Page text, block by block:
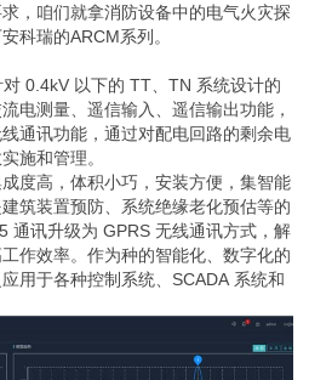
，咱们就拿消防设备中的电气火灾探
科瑞的ARCM系列。
0.4kV 以下的 TT、TN 系统设计的
电测量、遥信输入、遥信输出功能，
通讯功能，通过对配电回路的剩余电
施和管理。
度高，体积小巧，安装方便，集智能
筑装置预防、系统绝缘老化预估等的
通讯升级为 GPRS 无线通讯方式，解
作效率。作为种的智能化、数字化的
用于各种控制系统、SCADA 系统和